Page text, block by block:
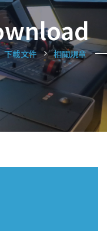
下載文件 相關規章